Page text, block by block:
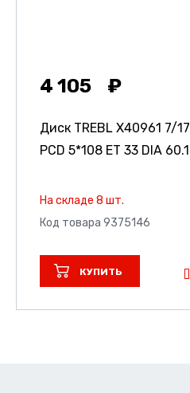
4 105
Диск TREBL X40961 7/17
PCD 5*108 ET 33 DIA 60.1
На складе 8 шт.
Код товара 9375146
КУПИТЬ